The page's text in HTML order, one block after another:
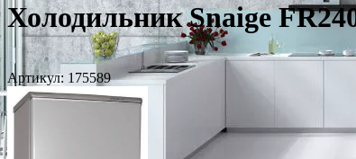
Холодильник Snaige
Артикул: 175589